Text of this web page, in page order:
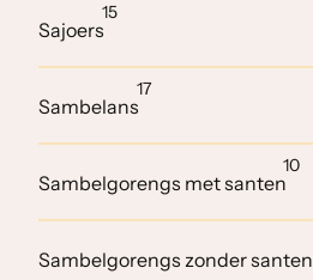
Sajoers
15
Sambelans
17
Sambelgorengs met santen
10
Sambelgorengs zonder santen